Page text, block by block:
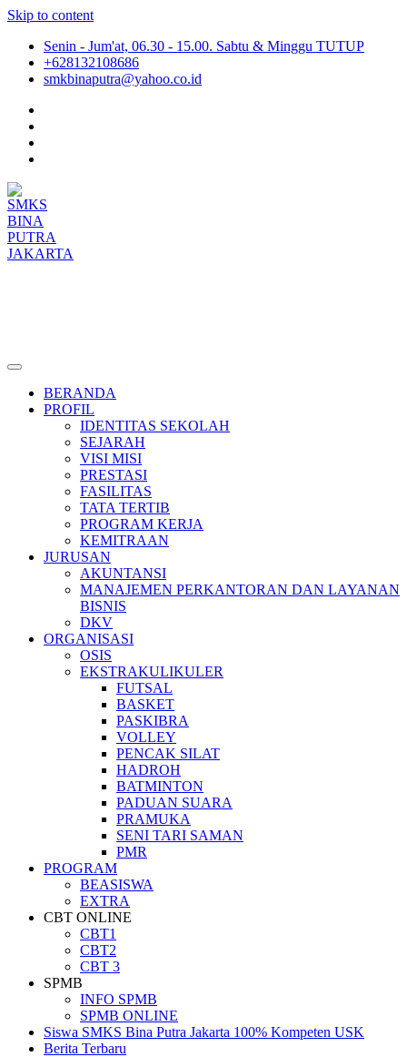
Skip to content
Senin - Jum'at, 06.30 - 15.00. Sabtu & Minggu TUTUP
+628132108686
smkbinaputra@yahoo.co.id
BERANDA
PROFIL
IDENTITAS SEKOLAH
SEJARAH
VISI MISI
PRESTASI
FASILITAS
TATA TERTIB
PROGRAM KERJA
KEMITRAAN
JURUSAN
AKUNTANSI
MANAJEMEN PERKANTORAN DAN LAYANAN
BISNIS
DKV
ORGANISASI
OSIS
EKSTRAKULIKULER
FUTSAL
BASKET
PASKIBRA
VOLLEY
PENCAK SILAT
HADROH
BATMINTON
PADUAN SUARA
PRAMUKA
SENI TARI SAMAN
PMR
PROGRAM
BEASISWA
EXTRA
CBT ONLINE
CBT1
CBT2
CBT 3
SPMB
INFO SPMB
SPMB ONLINE
Siswa SMKS Bina Putra Jakarta 100% Kompeten USK
Berita Terbaru